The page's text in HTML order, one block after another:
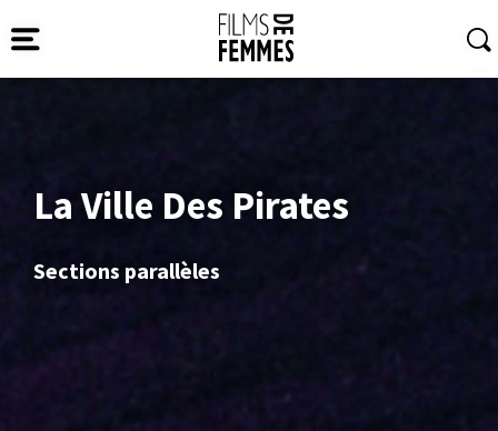
La Ville Des Pirates
Sections parallèles